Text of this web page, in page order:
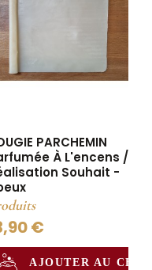
PARCHEMIN
À L'encens /
Souhait -
€
AJOUTER AU